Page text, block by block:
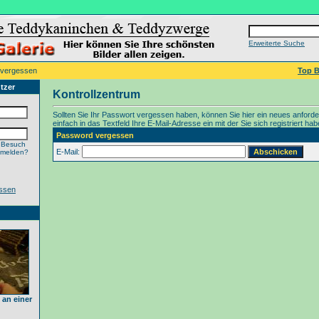
Erweiterte Suche
Top
einer
Kontrollzentrum
Sollten Sie Ihr Passwort vergessen haben, können Sie hier ein neues
einfach in das Textfeld Ihre E-Mail-Adresse ein mit der Sie sich registriert
Password vergessen
E-Mail: